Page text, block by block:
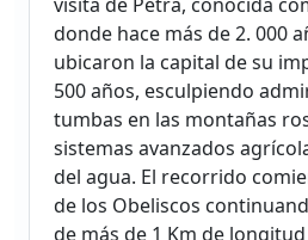
donde hace más de 2. 000
ubicaron la capital de su
500 años, esculpiendo
tumbas en las montañas
sistemas avanzados
del agua. El recorrido
de los Obeliscos
de más de 1 Km de